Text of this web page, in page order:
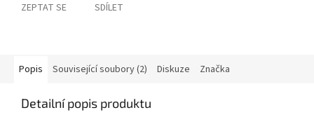
ZEPTAT SE SDÍLET
Popis Související soubory (2) Diskuze Značka
Detailní popis produktu